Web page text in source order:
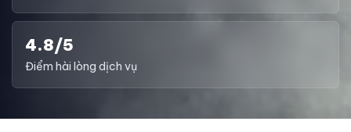
4.8/5
Điểm hài lòng dịch vụ